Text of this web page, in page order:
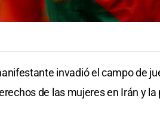
invadió el campo de
de las mujeres en Irán y la